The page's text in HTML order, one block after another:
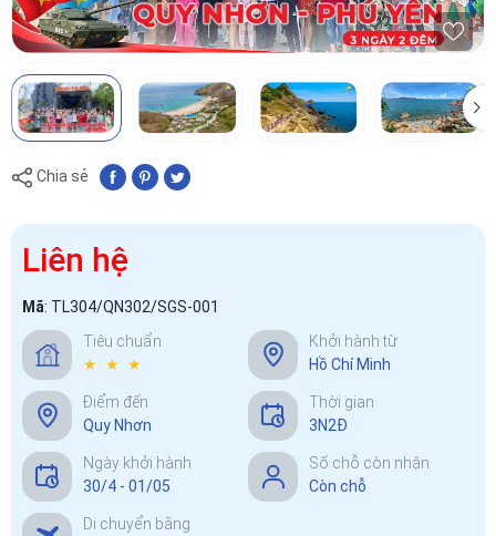
Chia sẻ
Liên hệ
Mã: TL304/QN302/SGS-001
Tiêu chuẩn
★ ★ ★
Khởi hành từ
Hồ Chí Minh
Điểm đến
Quy Nhơn
Thời gian
3N2Đ
Ngày khởi hành
30/4 - 01/05
Số chỗ còn nhận
Còn chỗ
Di chuyển bằng